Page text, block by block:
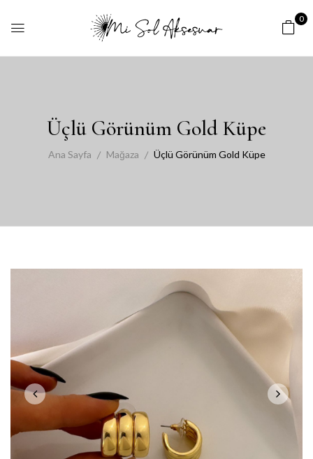
0
Üçlü Görünüm Gold Küpe
Ana Sayfa Mağaza Üçlü Görünüm Gold Küpe